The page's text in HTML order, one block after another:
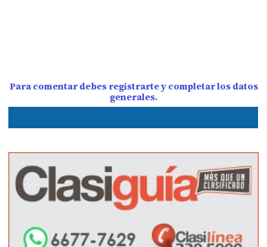
Para comentar debes registrarte y completar los datos
generales.